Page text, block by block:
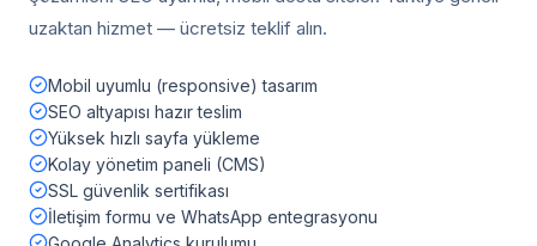
uzaktan hizmet — ücretsiz teklif alın.
Mobil uyumlu (responsive) tasarım
SEO altyapısı hazır teslim
Yüksek hızlı sayfa yükleme
Kolay yönetim paneli (CMS)
SSL güvenlik sertifikası
İletişim formu ve WhatsApp entegrasyonu